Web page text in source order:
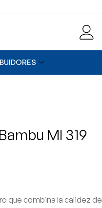
Ml 319
que combina la calidez